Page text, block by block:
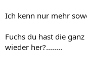
e
Ich kenn nur mehr
Fuchs du hast die
wieder her?........